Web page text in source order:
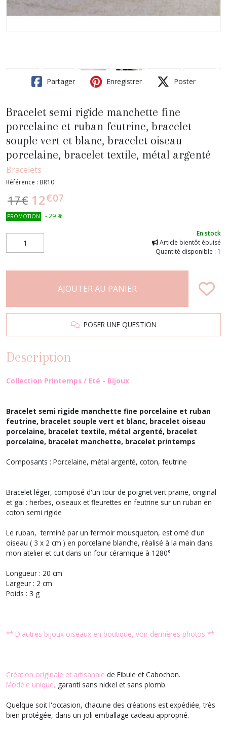
Partager Enregistrer Poster
Bracelet semi rigide manchette fine
porcelaine et ruban feutrine, bracelet
souple vert et blanc, bracelet oiseau
porcelaine, bracelet textile, métal argenté
Bracelets
Référence : BR10
17€ 12€07
PROMOTION -29 %
En stock
Article bientôt épuisé
Quantité disponible : 1
AJOUTER AU PANIER
POSER UNE QUESTION
Description
Collection Printemps / Eté - Bijoux
Bracelet semi rigide manchette fine porcelaine et ruban
feutrine, bracelet souple vert et blanc, bracelet oiseau
porcelaine, bracelet textile, métal argenté, bracelet
porcelaine, bracelet manchette, bracelet printemps
Composants : Porcelaine, métal argenté, coton, feutrine
Bracelet léger, composé d'un tour de poignet vert prairie, original
et gai : herbes, oiseaux et fleurettes en feutrine sur un ruban en
coton semi rigide
Le ruban, terminé par un fermoir mousqueton, est orné d'un
oiseau ( 3 x 2 cm ) en porcelaine blanche, réalisé à la main dans
mon atelier et cuit dans un four céramique à 1280°
Longueur : 20 cm
Largeur : 2 cm
Poids : 3 g
** D'autres bijoux oiseaux en boutique, voir dernières photos **
Création originale et artisanale de Fibule et Cabochon.
Modèle unique, garanti sans nickel et sans plomb.
Quelque soit l'occasion, chacune des créations est expédiée, très
bien protégée, dans un joli emballage cadeau approprié.